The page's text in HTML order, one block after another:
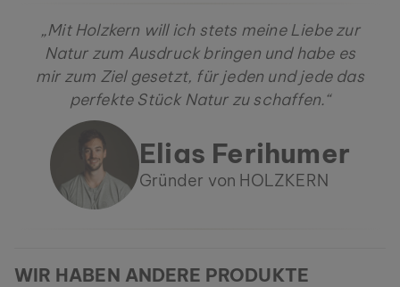
„Mit Holzkern will ich stets meine Liebe zur
Natur zum Ausdruck bringen und habe es
mir zum Ziel gesetzt, für jeden und jede das
perfekte Stück Natur zu schaffen.“
Elias Ferihumer
Gründer von HOLZKERN
WIR HABEN ANDERE PRODUKTE